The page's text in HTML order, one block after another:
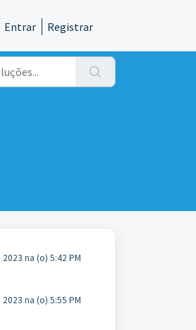
Entrar Registrar
na (o) 5:42 PM
na (o) 5:55 PM